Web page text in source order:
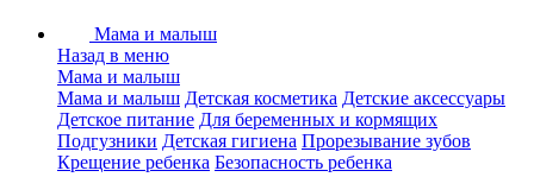
Мама и малыш
Назад в меню
Мама и малыш
Мама и малыш Детская косметика Детские аксессуары
Детское питание Для беременных и кормящих
Подгузники Детская гигиена Прорезывание зубов
Крещение ребенка Безопасность ребенка